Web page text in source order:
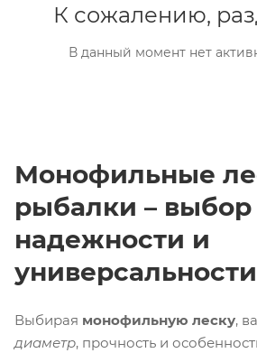
К сожалению,
В данный момент нет
Монофильные
рыбалки – выбор
надежности и
универсальности
Выбирая монофильную леску,
диаметр, прочность и